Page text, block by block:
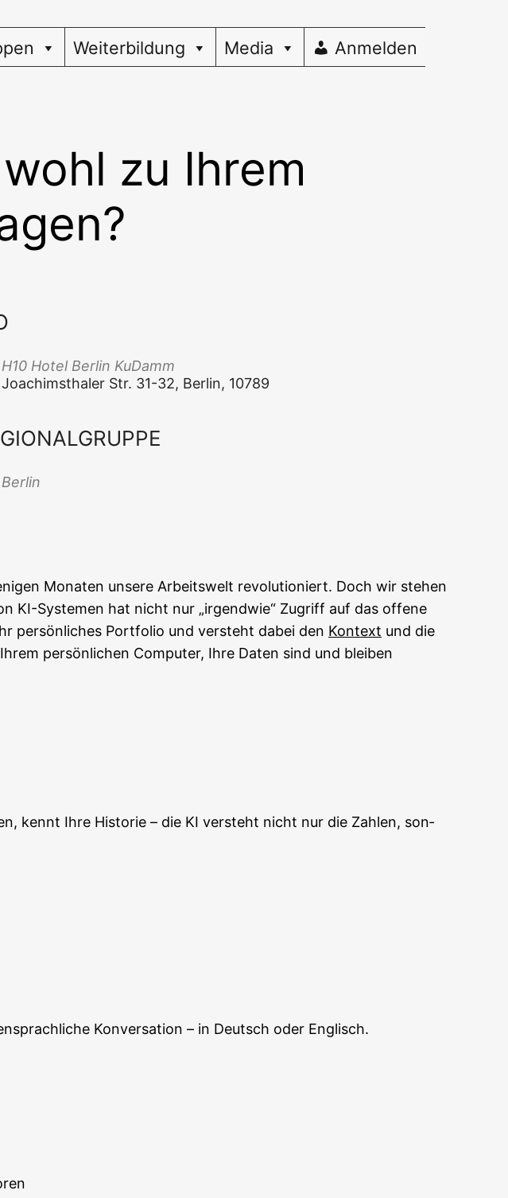
Weiterbildung Media Anmelden
zu Ihrem
H10 Hotel Ber­lin KuDamm
Joa­chims­tha­ler Str. 31-32, Ber­lin, 10789
Ber­lin
Mona­ten unse­re Arbeits­welt revo­lu­tio­niert. Doch wir ste­hen
KI-Sys­te­men hat nicht nur „irgend­wie“ Zugriff auf das offe­ne
per­sön­li­ches Port­fo­lio und ver­steht dabei den Kon­text und die
per­sön­li­chen Com­pu­ter, Ihre Daten sind und blei­ben
kennt Ihre His­to­rie – die KI ver­steht nicht nur die Zah­len, son­
Kon­ver­sa­ti­on – in Deutsch oder Englisch.